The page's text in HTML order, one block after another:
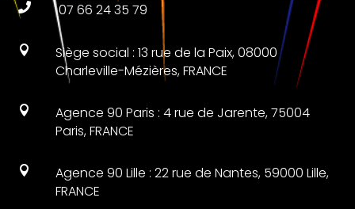
 07 66 24 35 79

Siège social : 13 rue de la Paix, 08000
Charleville-Mézières, FRANCE

Agence 90 Paris : 4 rue de Jarente, 75004
Paris, FRANCE

Agence 90 Lille : 22 rue de Nantes, 59000 Lille,
FRANCE